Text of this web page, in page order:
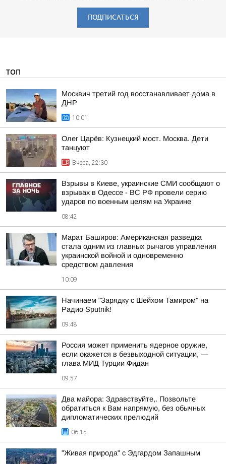
ПОДПИСАТЬСЯ
ТОП
Москвич третий год восстанавливает дома в
ДНР
10:01
Олег Царёв: Кузнецкий мост. Москва. Дети
танцуют
Вчера, 22:30
Взрывы в Киеве, украинские СМИ сообщают о
взрывах в Одессе - ВС РФ провели серию
ударов по военным целям на Украине
08:42
Марат Баширов: Американская разведка
стала одним из главных рычагов управления
украинской войной и одновременно
средством давления
10:09
Начинаем "Зарядку с Шейхом Тамиром" на
Радио Sputnik!
09:48
Россия может применить ядерное оружие,
если окажется в безвыходной ситуации, —
глава МИД Турции Фидан
09:57
Два майора: Здравствуйте,. Позвольте
обратиться к Вам напрямую, без обычных
дипломатических прелюдий
06:15
"Живая природа" с Эдгардом Запашным